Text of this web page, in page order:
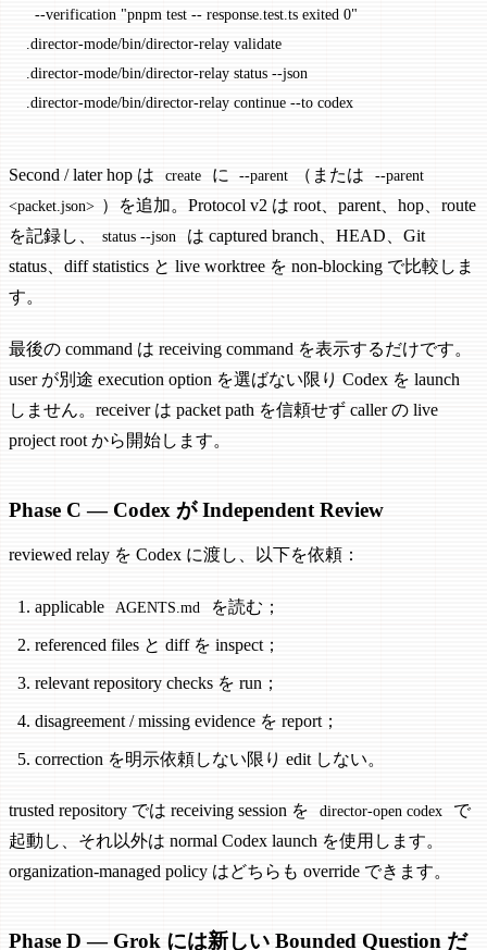
  --verification
"pnpm test -- response.test.ts exited 0"
.director-mode/bin/director-relay validate
.director-mode/bin/director-relay status --json
.director-mode/bin/director-relay continue --to codex
Second / later hop は create に --parent （または
--parent
<packet.json> ）を追加。Protocol v2 は root、parent、hop、route
を記録し、
status --json
は captured branch、HEAD、Git
status、diff statistics と live worktree を non-blocking で比較しま
す。
最後の command は receiving command を表示するだけです。
user が別途 execution option を選ばない限り Codex を launch
しません。receiver は packet path を信頼せず caller の live
project root から開始します。
Phase C — Codex が Independent Review
reviewed relay を Codex に渡し、以下を依頼：
applicable AGENTS.md を読む；
referenced files と diff を inspect；
relevant repository checks を run；
disagreement / missing evidence を report；
correction を明示依頼しない限り edit しない。
trusted repository では receiving session を director-open codex
で
起動し、それ以外は normal Codex launch を使用します。
organization-managed policy はどちらも override できます。
Phase D — Grok には新しい Bounded Question だ